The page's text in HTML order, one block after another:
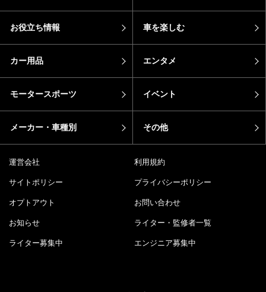
お役立ち情報 車を楽しむ
カー用品 エンタメ
モータースポーツ イベント
メーカー・車種別 その他
運営会社 利用規約
サイトポリシー プライバシーポリシー
オプトアウト お問い合わせ
お知らせ ライター・監修者一覧
ライター募集中 エンジニア募集中